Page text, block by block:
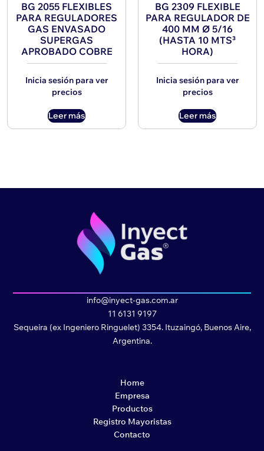
BG 2055 FLEXIBLES
PARA REGULADORES
GAS ENVASADO
SUPERGAS
APROBADO COBRE
Inicia sesión para ver
precios
Leer más
BG 2309 FLEXIBLE
PARA REGULADOR DE
400 MM Ø 5/16
(HASTA 10 MTS³
HORA)
Inicia sesión para ver
precios
Leer más
info@inyect-gas.com.ar
11 6131 9197
Sequeira (ex Ingeniero Ringuelet) 3354. Ituzaingó, Buenos Aire,
Argentina.
Home
Empresa
Productos
Registro Mayoristas
Contacto